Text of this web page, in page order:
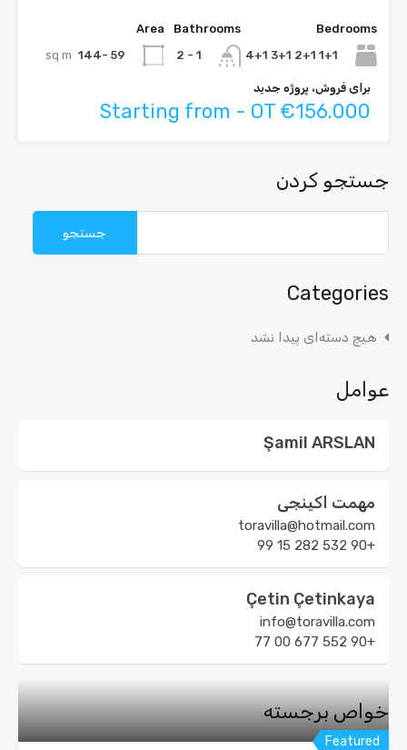
Bedrooms
1+1 2+1 3+1 4+1
Bathrooms
1 - 2
Area
59 -144
sq m
برای فروش، پروژه جدید
Starting from - OT €156.000
جستجو کردن
Categories
هیچ دسته‌ای پیدا نشد
عوامل
Şamil ARSLAN
مهمت اکینجی
toravilla@hotmail.com
+90 532 282 15 99
Çetin Çetinkaya
info@toravilla.com
+90 552 677 00 77
خواص برجسته
Featured